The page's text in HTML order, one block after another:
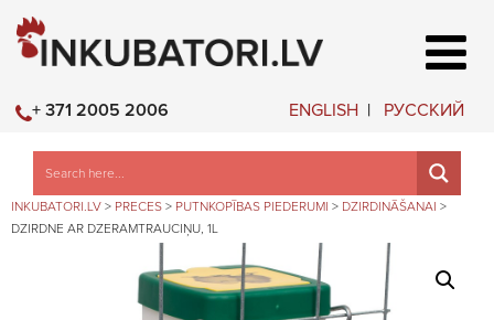
ENGLISH РУССКИЙ
+ 371 2005 2006
INKUBATORI.LV > PRECES > PUTNKOPĪBAS PIEDERUMI > DZIRDINĀŠANAI >
DZIRDNE AR DZERAMTRAUCIŅU, 1L